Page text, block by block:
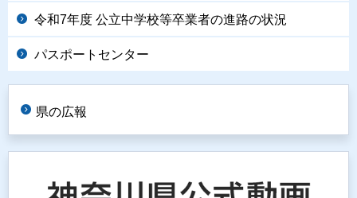
令和7年度 公立中学校等卒業者の進路の状況
パスポートセンター
県の広報